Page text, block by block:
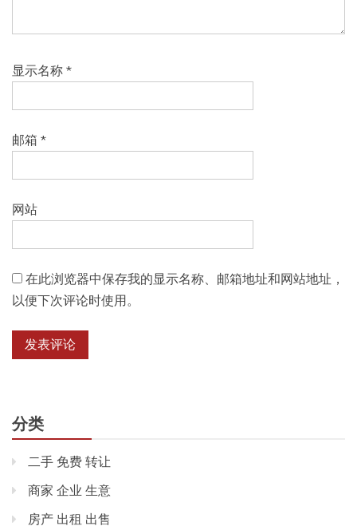
显示名称 *
邮箱 *
网站
在此浏览器中保存我的显示名称、邮箱地址和网站地址，
以便下次评论时使用。
分类
二手 免费 转让
商家 企业 生意
房产 出租 出售